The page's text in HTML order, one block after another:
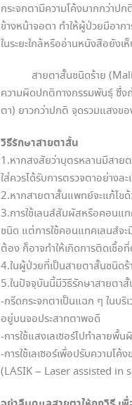
กระจกตามีความโค้งมากกว่าป
ข้างหน้าจอตา ทำให้ผู้ป่วยมีอา
ในระยะใกล้หรืออ่านหนังสือยังเ
สายตาสั้นชนิดร้าย
ความผิดปกติทางกรรมพันธุ์ ซึ่ง
ตา) ยาวกว่าปกติ จุดรวมแสงข
วิธีรักษาสายตาสั้น
1.หากสงสัยว่าบุตรหลานมีสาย
ใส่ควรได้รับการตรวจตาอย่างล
2.หากสายตาสั้นแพทย์จะแก้ไขด้
3.การใช้เลนส์สัมผัสหรือคอนแ
ชนิด แต่การใช้คอนแทคเลนส์จะ
ต้อง ก็อาจทำให้เกิดการติดเชื้อ
4.ในผู้ป่วยที่เป็นสายตาสั้นชนิดร้
5.ในปัจจุบันนี้มีวิธีรักษาสายตา
-กรีดกระจกตาเป็นแฉก ๆ ในบ
อยู่บนจอประสาทตาพอดี
-การใช้แสงเลเซอร์ไปทำลาย
-การใช้เลเซอร์เพื่อปรับความโ
(LASIK – Laser assisted in